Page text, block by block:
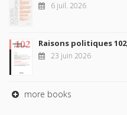
6 juil. 2026
Raisons politiques
23 juin 2026
more books